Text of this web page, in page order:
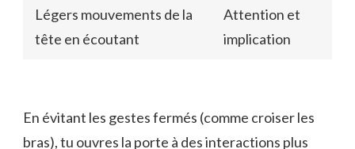
Légers mouvements de la
tête en écoutant
Attention et
implication
En évitant les gestes fermés (comme croiser les
bras), tu ouvres la porte à des interactions plus